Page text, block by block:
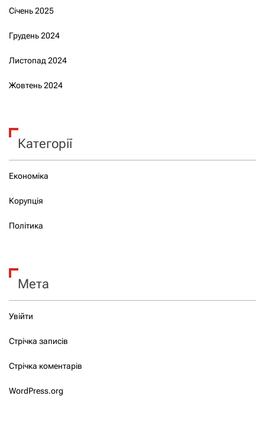
Січень 2025
Грудень 2024
Листопад 2024
Жовтень 2024
Категорії
Економіка
Корупція
Політика
Мета
Увійти
Стрічка записів
Стрічка коментарів
WordPress.org